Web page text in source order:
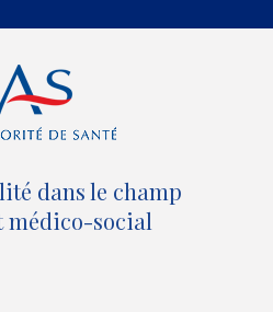
b
e
(
n
o
u
d
(
n
o
dans le champ
médico-social